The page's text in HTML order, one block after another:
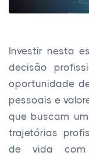
Investir nesta
decisão
oportunidade
pessoais e
que buscam
trajetórias
de vida com